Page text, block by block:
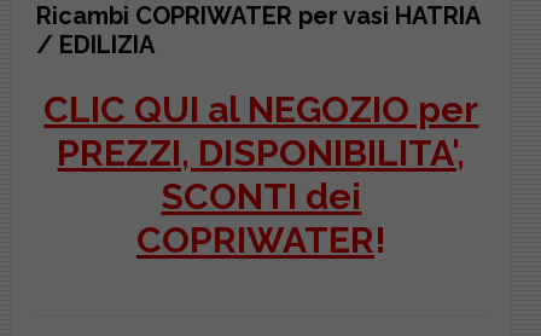
Ricambi COPRIWATER per vasi HATRIA
/ EDILIZIA
CLIC QUI al NEGOZIO per
PREZZI, DISPONIBILITA',
SCONTI dei
COPRIWATER!